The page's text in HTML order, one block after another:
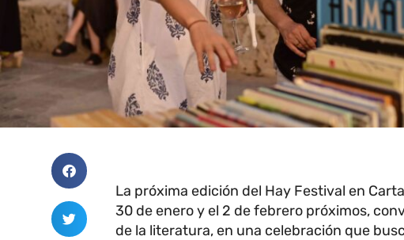
La próxima edición del Hay Festival en
30 de enero y el 2 de febrero próximos,
de la literatura, en una celebración que